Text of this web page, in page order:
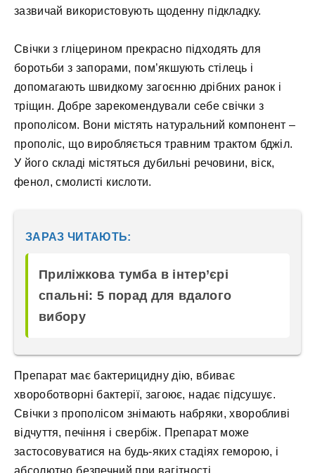
зазвичай використовують щоденну підкладку.
Свічки з гліцерином прекрасно підходять для
боротьби з запорами, пом’якшують стілець і
допомагають швидкому загоєнню дрібних ранок і
тріщин. Добре зарекомендували себе свічки з
прополісом. Вони містять натуральний компонент –
прополіс, що виробляється травним трактом бджіл.
У його складі містяться дубильні речовини, віск,
фенол, смолисті кислоти.
ЗАРАЗ ЧИТАЮТЬ:
Приліжкова тумба в інтер’єрі
спальні: 5 порад для вдалого
вибору
Препарат має бактерицидну дію, вбиває
хвороботворні бактерії, загоює, надає підсушує.
Свічки з прополісом знімають набряки, хворобливі
відчуття, печіння і свербіж. Препарат може
застосовуватися на будь-яких стадіях геморою, і